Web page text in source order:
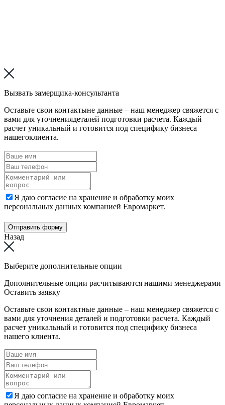
Вызвать замерщика-консультанта
Оставьте свои контактыне данные – наш менеджер свяжется с
вами для уточнениядеталей подготовки расчета. Каждый
расчет уникальный и готовится под специфику бизнеса
нашегоклиента.
Я даю согласие на хранение и обработку моих
персональных данных компанией Евромаркет.
Отправить форму
Назад
Выберите дополнительные опции
Дополнительные опции расчитываются нашими менеджерами
Оставить заявку
Оставьте свои контактные данные – наш менеджер свяжется с
вами для уточнения деталей и подготовки расчета. Каждый
расчет уникальный и готовится под специфику бизнеса
нашего клиента.
Я даю согласие на хранение и обработку моих